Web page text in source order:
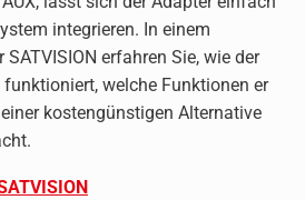
integrieren. In einem
erfahren Sie, wie der
welche Funktionen er
kostengünstigen Alternative